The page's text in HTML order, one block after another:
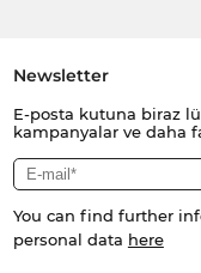
Newsletter
E-posta kutuna biraz
kampanyalar ve daha
You can find further
personal data here